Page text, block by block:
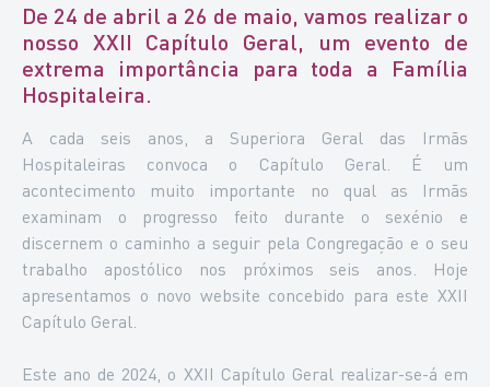
De 24 de abril a 26 de maio, vamos realizar o
nosso XXII Capítulo Geral, um evento de
extrema importância para toda a Família
Hospitaleira.
A cada seis anos, a Superiora Geral das Irmãs
Hospitaleiras convoca o Capítulo Geral. É um
acontecimento muito importante no qual as Irmãs
examinam o progresso feito durante o sexénio e
discernem o caminho a seguir pela Congregação e o seu
trabalho apostólico nos próximos seis anos. Hoje
apresentamos o novo website concebido para este XXII
Capítulo Geral.
Este ano de 2024, o XXII Capítulo Geral realizar-se-á em